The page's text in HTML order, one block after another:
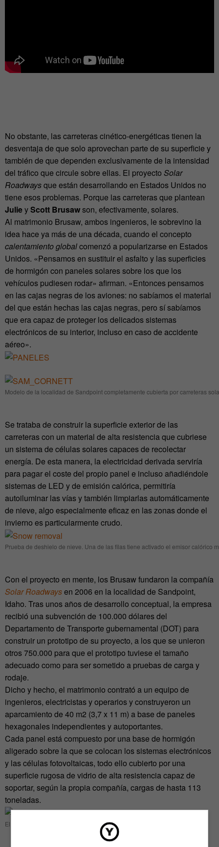
No obstante, las carreteras cinético-energéticas tienen la
desventaja de que solo aprovechan parte de su superficie y
también de que dependen exclusivamente de la intensidad
del tráfico que circule sobre ellas. El proyecto Solar
Roadwaysque están desarrollando en Estados Unidos no
tiene esos problemas. Porque las carreteras que plantean
JulieyScott Brusawson, efectivamente, solares.
Al matrimonio Brusaw, ambos ingenieros, le sobrevino la
idea hace ya más de una década, cuando el concepto
calentamiento globalcomenzó a popularizarse en Estados
Unidos. «Pensamos en sustituir el asfalto y las superficies
de hormigón con paneles solares sobre los que los
vehículos pudiesen rodar» afirman. «Entonces pensamos
en las cajas negras de los aviones: no sabíamos el material
del que están hechas las cajas negras, pero sí sabíamos
que era capaz de proteger los delicados sistemas
electrónicos de su interior, incluso en caso de accidente
aéreo».
Modelo de la localidad de Sandpoint completamente cubierta por carreteras
Se trataba de construir la superficie exterior de las
carreteras con un material de alta resistencia que cubriese
un sistema de células solares capaces de recolectar
energía. De esta manera, la electricidad derivada serviría
para pagar el coste del propio panel e incluso añadiéndole
sistemas de LED y de emisión calórica, permitiría
autoiluminar las vías y también limpiarlas automáticamente
de nieve, algo especialmente eficaz en las zonas donde el
invierno es particularmente crudo.
Prueba de deshielo de nieve. Una de las filas tiene activado el emisor calórico
Con el proyecto en mente, los Brusaw fundaron la compañía
Solar Roadwaysen 2006 en la localidad de Sandpoint,
Idaho. Tras unos años de desarrollo conceptual, la empresa
recibió una subvención de 100.000 dólares del
Departamento de Transporte gubernamental (DOT) para
construir un prototipo de su proyecto, a los que se unieron
otros 750.000 para que el prototipo tuviese el tamaño
adecuado como para ser sometido a pruebas de carga y
rodaje.
Dicho y hecho, el matrimonio contrató a un equipo de
ingenieros, electricistas y operarios y construyeron un
aparcamiento de 40 m2 (3,7 x 11 m) a base de paneles
hexagonales independientes y autoportantes.
Cada panel está compuesto por una base de hormigón
aligerado sobre la que se colocan los sistemas electrónicos
y las células fotovoltaicas, todo ello cubierto por una
superficie rugosa de vidrio de alta resistencia capaz de
soportar, según la propia compañía, cargas de hasta 113
toneladas.
El matrimonio Brusaw junto al parking solar